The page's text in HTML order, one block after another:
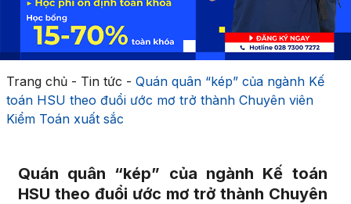
Trang chủ- Tin tức - Quán quân “kép” của ngành Kế
toán HSU theo đuổi ước mơ trở thành Chuyên viên
Kiểm Toán xuất sắc
Quán quân “kép” của ngành Kế toán
HSU theo đuổi ước mơ trở thành Chuyên